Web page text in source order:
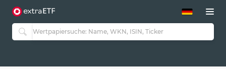
ETF-Guide 2.0
Guide Aktive ETFs